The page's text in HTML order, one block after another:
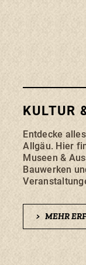
KULTUR
Entdecke
Allgäu. Hier
Museen &
Bauwerken
>MEHR